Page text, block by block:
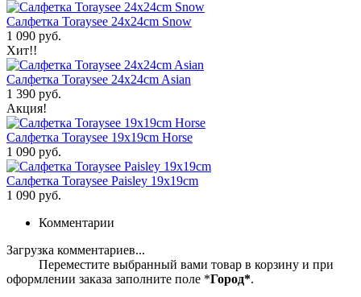
Салфетка Toraysee 24x24cm Snow
1 090 руб.
Хит!!
Салфетка Toraysee 24x24cm Asian
1 390 руб.
Акция!
Салфетка Toraysee 19x19cm Horse
1 090 руб.
Салфетка Toraysee Paisley 19x19cm
1 090 руб.
Комментарии
Загрузка комментариев...
Переместите выбранный вами товар в корзину и при
оформлении заказа заполните поле *Город*.